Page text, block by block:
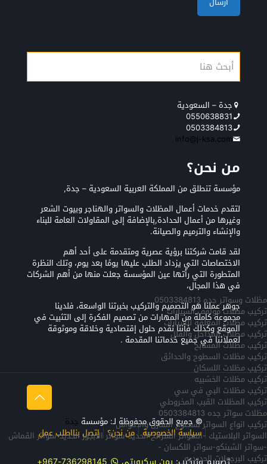
جدة – السعودية
0550638831
0503384813
info@j-ksa.com
من نحن؟
مؤسسة تنطلق من المملكة العربية السعودية – جدة,
لتقدم خدمات أعمال المظلات والسواتر والهناجر وبيوت الشعر
وغيرها من أعمال الحدادة,بالإضافة إلى المقاولات العامة للبناء
والإنشاء والترميم والصيانة.
لقد قامت شركتنا برؤية عصرية ومتقدمة على أحد أهم
الاختصاصات التي يزداد الطلب عليها يومًا بعد يوم، وتلك النظرة
المتطورة التي رأتها عين المؤسسة جعلت منها من أهم الشركات
في هذا المجال،
جوهر عملنا هو التصميم والتركيب بخبرتنا الواسعة، فلدينا
مجموعة كاملة من المهارات من تصميم الفكرة إلى التثبيت في
الموقع وكذلك فأننا نقدم حلول إقتصادية وخلاقة وموثوقة
لعملائنا في جميع خدماتنا المقدمة .
© جميع الحقوق محفوظة لـ: مؤسسة جدة
اطلب عملإتصل بنا من نحن؟ سياسة الخصوصية
مظلات وسواتر جده 0503384813
تركيب مظلات مواقف السيارات
تركيب مظلات المعلقه للسيارات
تركيب مظلات المداخل والفلل
تركيب مظلات المسابح
تركيب مظلات السطوح والحدائق
تركيب مظلات اللسكان
تركيب مظلات الخشبيه
تركيب مظلات البي في سي
تركيب المظلات القبب المخروطي
مظلات سواتر جده 0503384813
تركيب انواع السواتر لسطوح المنازل والاحواش
السواتر البلاستيك -السواتر الشرائح الحديد-سواتر الابجور الحديد-سواتر القماش
-سواتر الشينكو-سواتر اللكسان -
تركيب البرجولات الحديديه